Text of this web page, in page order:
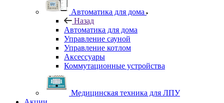
Автоматика для дома
Назад
Автоматика для дома
Управление сауной
Управление котлом
Аксессуары
Коммутационные устройства
Медицинская техника для ЛПУ